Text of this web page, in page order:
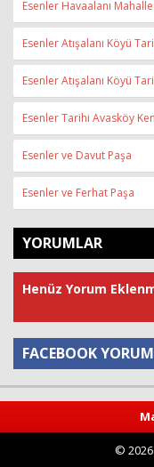
Esenler Havaalanı
Esenler Atışalanı Köyü
Esenler Atışalanı Köyü
Esenler Tarihi Avasköy
Esenler ve Davut Paşa
Esenler ve Ferhat Paşa
YORUMLAR
Henüz Yorum
FACEBOOK YORUM
© 2026